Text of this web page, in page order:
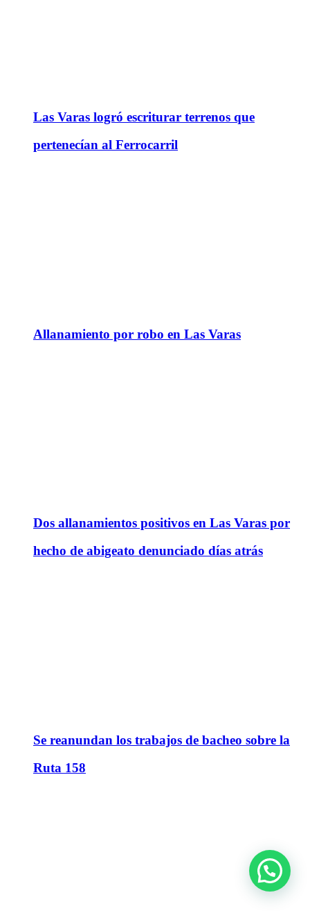
Las Varas logró escriturar terrenos que
pertenecían al Ferrocarril
Allanamiento por robo en Las Varas
Dos allanamientos positivos en Las Varas por
hecho de abigeato denunciado días atrás
Se reanundan los trabajos de bacheo sobre la
Ruta 158